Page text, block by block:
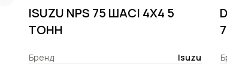
ISUZU NPS 75 ШАСІ 4X4 5
ТОНН
Бренд Isuzu